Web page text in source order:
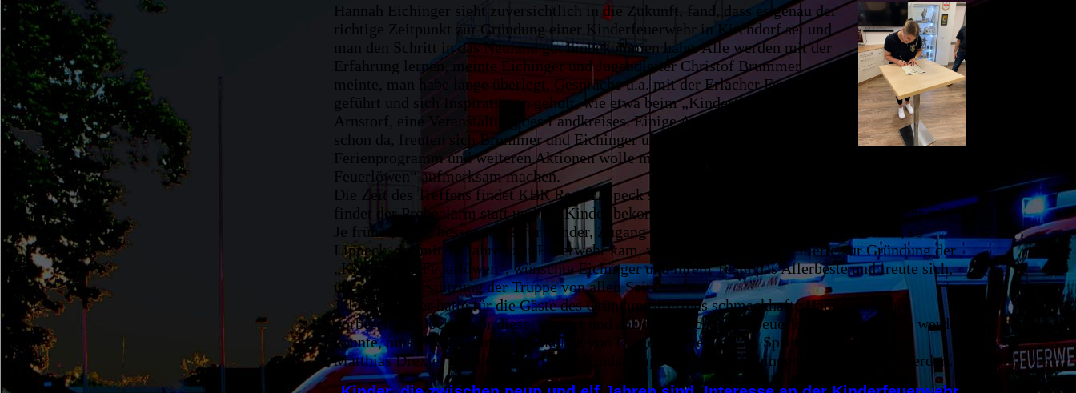
Hannah Eichinger sieht zuversichtlich in die Zukunft, fand, dass es genau der
richtige Zeitpunkt zur Gründung einer Kinderfeuerwehr in Kirchdorf sei und
man den Schritt in das Neuland gut hinbekommen habe. Alle werden mit der
Erfahrung lernen, meinte Eichinger und Jugendleiter Christof Brummer
meinte, man habe lange überlegt, Gespräche u.a. mit der Erlacher Feuerwehr
geführt und sich Inspirationen geholt, wie etwa beim „Kinderflämmchen“ in
Arnstorf, eine Veranstaltung des Landkreises. Einige Anmeldungen seien
schon da, freuten sich Brummer und Eichinger und mit Flyern, Plakaten,
Ferienprogramm und weiteren Aktionen wolle man auf die „Kirchdorfer
Feuerlöwen“ aufmerksam machen.
Die Zeit des Treffens findet KBR René Lippeck sehr gut, denn jeden ersten Samstag im Monat
findet der Probealarm statt und die Kinder bekommen gleich Sirene, Funk und vieles mehr mit.
Je früher, desto besser sei es für Kinder, Zugang und Blick auf die Feuerwehr zu öffnen, so
Lippeck, der mit 14 Jahren zur Feuerwehr kam, wie er erzählte. Er gratulierte zur Gründung der
„Kirchdorfer Feuerlöwen“, wünschte Eichinger und ihrem Team das Allerbeste und freute sich,
über die Unterstützung der Truppe von allen Seiten.
Julia Eichinger hatte für die Gäste des Gründungstreffens schmackhafte Häppchen
vorbereitet. Doch bevor diese verehrt und auf die „Kirchdorfer Feuerlöwen“ angestoßen werden
konnte, musste die Gründungsurkunde von Bürgermeister Johann Springer, Kommandant
Matthias Drexler und der Leiterin der Kindergruppe, Hannah Eichinger unterschrieben werden.